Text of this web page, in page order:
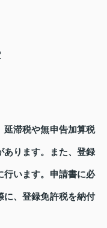
延滞税や無申告加算税
あります。また、登録
行います。申請書に必
に、登録免許税を納付